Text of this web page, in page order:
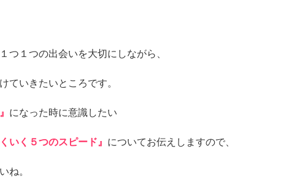
つ１つの出会いを大切にしながら、
ていきたいところです。
になった時に意識したい
いく５つのスピード』 についてお伝えしますので、
ね。